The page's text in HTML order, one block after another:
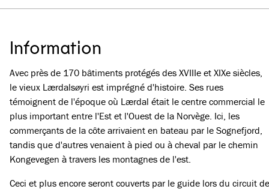
Information
Avec près de 170 bâtiments protégés des XVIIIe et XIXe siècles,
le vieux Lærdalsøyri est imprégné d'histoire. Ses rues
témoignent de l'époque où Lærdal était le centre commercial le
plus important entre l'Est et l'Ouest de la Norvège. Ici, les
commerçants de la côte arrivaient en bateau par le Sognefjord,
tandis que d'autres venaient à pied ou à cheval par le chemin
Kongevegen à travers les montagnes de l'est.
Ceci et plus encore seront couverts par le guide lors du circuit de